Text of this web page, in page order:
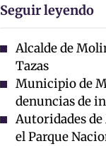
Seguir leyendo
Alcalde de
Tazas
Municipio de
denuncias de
Autoridades
el Parque